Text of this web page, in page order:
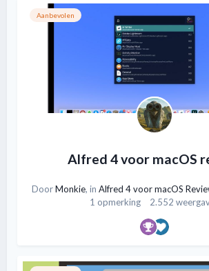
Aanbevolen
Alfred 4 voor macOS
DoorMonkie, in Alfred 4 voor macOS
1 opmerking
2.552